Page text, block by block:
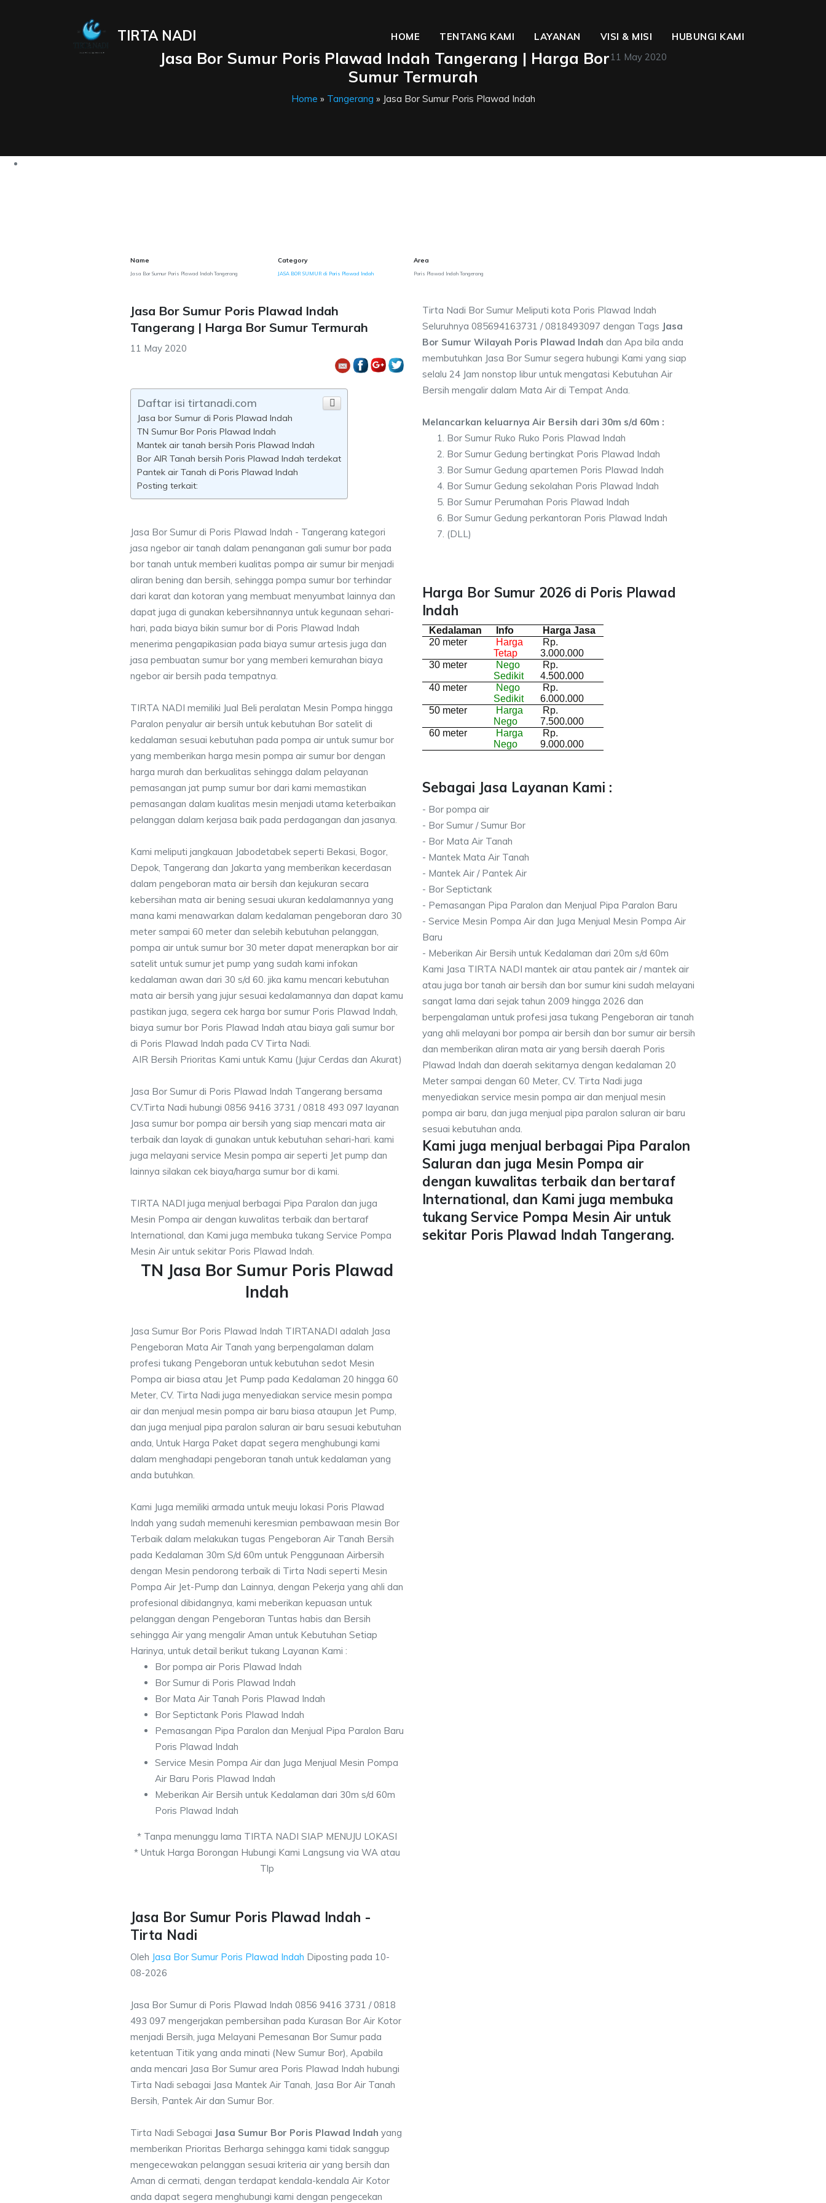
TIRTA NADI HOME TENTANG KAMI LAYANAN VISI & MISI
HUBUNGI KAMI
11 May 2020
Jasa Bor Sumur Poris Plawad Indah Tangerang | Harga Bor
Sumur Termurah
Home » Tangerang » Jasa Bor Sumur Poris Plawad Indah
Name
Jasa Bor Sumur Poris Plawad Indah Tangerang
Category
JASA BOR SUMUR di Poris Plawad Indah
Area
Poris Plawad Indah Tangerang
Jasa Bor Sumur Poris Plawad Indah
Tangerang | Harga Bor Sumur Termurah
11 May 2020
Daftar isi tirtanadi.com
Jasa bor Sumur di Poris Plawad Indah
TN Sumur Bor Poris Plawad Indah
Mantek air tanah bersih Poris Plawad Indah
Bor AIR Tanah bersih Poris Plawad Indah terdekat
Pantek air Tanah di Poris Plawad Indah
Posting terkait:
Jasa Bor Sumur di Poris Plawad Indah - Tangerang kategori
jasa ngebor air tanah dalam penanganan gali sumur bor pada
bor tanah untuk memberi kualitas pompa air sumur bir menjadi
aliran bening dan bersih, sehingga pompa sumur bor terhindar
dari karat dan kotoran yang membuat menyumbat lainnya dan
dapat juga di gunakan kebersihnannya untuk kegunaan sehari-
hari, pada biaya bikin sumur bor di Poris Plawad Indah
menerima pengapikasian pada biaya sumur artesis juga dan
jasa pembuatan sumur bor yang memberi kemurahan biaya
ngebor air bersih pada tempatnya.
TIRTA NADI memiliki Jual Beli peralatan Mesin Pompa hingga
Paralon penyalur air bersih untuk kebutuhan Bor satelit di
kedalaman sesuai kebutuhan pada pompa air untuk sumur bor
yang memberikan harga mesin pompa air sumur bor dengan
harga murah dan berkualitas sehingga dalam pelayanan
pemasangan jat pump sumur bor dari kami memastikan
pemasangan dalam kualitas mesin menjadi utama keterbaikan
pelanggan dalam kerjasa baik pada perdagangan dan jasanya.
Kami meliputi jangkauan Jabodetabek seperti Bekasi, Bogor,
Depok, Tangerang dan Jakarta yang memberikan kecerdasan
dalam pengeboran mata air bersih dan kejukuran secara
kebersihan mata air bening sesuai ukuran kedalamannya yang
mana kami menawarkan dalam kedalaman pengeboran daro 30
meter sampai 60 meter dan selebih kebutuhan pelanggan,
pompa air untuk sumur bor 30 meter dapat menerapkan bor air
satelit untuk sumur jet pump yang sudah kami infokan
kedalaman awan dari 30 s/d 60. jika kamu mencari kebutuhan
mata air bersih yang jujur sesuai kedalamannya dan dapat kamu
pastikan juga, segera cek harga bor sumur Poris Plawad Indah,
biaya sumur bor Poris Plawad Indah atau biaya gali sumur bor
di Poris Plawad Indah pada CV Tirta Nadi.
AIR Bersih Prioritas Kami untuk Kamu (Jujur Cerdas dan Akurat)
Jasa Bor Sumur di Poris Plawad Indah Tangerang bersama
CV.Tirta Nadi hubungi 0856 9416 3731 / 0818 493 097 layanan
Jasa sumur bor pompa air bersih yang siap mencari mata air
terbaik dan layak di gunakan untuk kebutuhan sehari-hari. kami
juga melayani service Mesin pompa air seperti Jet pump dan
lainnya silakan cek biaya/harga sumur bor di kami.
TIRTA NADI juga menjual berbagai Pipa Paralon dan juga
Mesin Pompa air dengan kuwalitas terbaik dan bertaraf
International, dan Kami juga membuka tukang Service Pompa
Mesin Air untuk sekitar Poris Plawad Indah.
TN Jasa Bor Sumur Poris Plawad
Indah
Jasa Sumur Bor Poris Plawad Indah TIRTANADI adalah Jasa
Pengeboran Mata Air Tanah yang berpengalaman dalam
profesi tukang Pengeboran untuk kebutuhan sedot Mesin
Pompa air biasa atau Jet Pump pada Kedalaman 20 hingga 60
Meter, CV. Tirta Nadi juga menyediakan service mesin pompa
air dan menjual mesin pompa air baru biasa ataupun Jet Pump,
dan juga menjual pipa paralon saluran air baru sesuai kebutuhan
anda, Untuk Harga Paket dapat segera menghubungi kami
dalam menghadapi pengeboran tanah untuk kedalaman yang
anda butuhkan.
Kami Juga memiliki armada untuk meuju lokasi Poris Plawad
Indah yang sudah memenuhi keresmian pembawaan mesin Bor
Terbaik dalam melakukan tugas Pengeboran Air Tanah Bersih
pada Kedalaman 30m S/d 60m untuk Penggunaan Airbersih
dengan Mesin pendorong terbaik di Tirta Nadi seperti Mesin
Pompa Air Jet-Pump dan Lainnya, dengan Pekerja yang ahli dan
profesional dibidangnya, kami meberikan kepuasan untuk
pelanggan dengan Pengeboran Tuntas habis dan Bersih
sehingga Air yang mengalir Aman untuk Kebutuhan Setiap
Harinya, untuk detail berikut tukang Layanan Kami :
Bor pompa air Poris Plawad Indah
Bor Sumur di Poris Plawad Indah
Bor Mata Air Tanah Poris Plawad Indah
Bor Septictank Poris Plawad Indah
Pemasangan Pipa Paralon dan Menjual Pipa Paralon Baru
Poris Plawad Indah
Service Mesin Pompa Air dan Juga Menjual Mesin Pompa
Air Baru Poris Plawad Indah
Meberikan Air Bersih untuk Kedalaman dari 30m s/d 60m
Poris Plawad Indah
* Tanpa menunggu lama TIRTA NADI SIAP MENUJU LOKASI
* Untuk Harga Borongan Hubungi Kami Langsung via WA atau
Tlp
Tirta Nadi Bor Sumur Meliputi kota Poris Plawad Indah
Seluruhnya 085694163731 / 0818493097 dengan Tags Jasa
Bor Sumur Wilayah Poris Plawad Indah dan Apa bila anda
membutuhkan Jasa Bor Sumur segera hubungi Kami yang siap
selalu 24 Jam nonstop libur untuk mengatasi Kebutuhan Air
Bersih mengalir dalam Mata Air di Tempat Anda.
Melancarkan keluarnya Air Bersih dari 30m s/d 60m :
Bor Sumur Ruko Ruko Poris Plawad Indah
Bor Sumur Gedung bertingkat Poris Plawad Indah
Bor Sumur Gedung apartemen Poris Plawad Indah
Bor Sumur Gedung sekolahan Poris Plawad Indah
Bor Sumur Perumahan Poris Plawad Indah
Bor Sumur Gedung perkantoran Poris Plawad Indah
(DLL)
Harga Bor Sumur 2026 di Poris Plawad
Indah
Kedalaman Info
Harga Jasa
20 meter
Harga
Tetap
Rp.
3.000.000
30 meter
Nego
Sedikit
Rp.
4.500.000
40 meter
Nego
Sedikit
Rp.
6.000.000
50 meter
Harga
Nego
Rp.
7.500.000
60 meter
Harga
Nego
Rp.
9.000.000
Sebagai Jasa Layanan Kami :
- Bor pompa air
- Bor Sumur / Sumur Bor
- Bor Mata Air Tanah
- Mantek Mata Air Tanah
- Mantek Air / Pantek Air
- Bor Septictank
- Pemasangan Pipa Paralon dan Menjual Pipa Paralon Baru
- Service Mesin Pompa Air dan Juga Menjual Mesin Pompa Air
Baru
- Meberikan Air Bersih untuk Kedalaman dari 20m s/d 60m
Kami Jasa TIRTA NADI mantek air atau pantek air / mantek air
atau juga bor tanah air bersih dan bor sumur kini sudah melayani
sangat lama dari sejak tahun 2009 hingga 2026 dan
berpengalaman untuk profesi jasa tukang Pengeboran air tanah
yang ahli melayani bor pompa air bersih dan bor sumur air bersih
dan memberikan aliran mata air yang bersih daerah Poris
Plawad Indah dan daerah sekitarnya dengan kedalaman 20
Meter sampai dengan 60 Meter, CV. Tirta Nadi juga
menyediakan service mesin pompa air dan menjual mesin
pompa air baru, dan juga menjual pipa paralon saluran air baru
sesuai kebutuhan anda.
Kami juga menjual berbagai Pipa Paralon
Saluran dan juga Mesin Pompa air
dengan kuwalitas terbaik dan bertaraf
International, dan Kami juga membuka
tukang Service Pompa Mesin Air untuk
sekitar Poris Plawad Indah Tangerang.
Jasa Bor Sumur Poris Plawad Indah -
Tirta Nadi
Oleh Jasa Bor Sumur Poris Plawad Indah Diposting pada 10-
08-2026
Jasa Bor Sumur di Poris Plawad Indah 0856 9416 3731 / 0818
493 097 mengerjakan pembersihan pada Kurasan Bor Air Kotor
menjadi Bersih, juga Melayani Pemesanan Bor Sumur pada
ketentuan Titik yang anda minati (New Sumur Bor), Apabila
anda mencari Jasa Bor Sumur area Poris Plawad Indah hubungi
Tirta Nadi sebagai Jasa Mantek Air Tanah, Jasa Bor Air Tanah
Bersih, Pantek Air dan Sumur Bor.
Tirta Nadi Sebagai Jasa Sumur Bor Poris Plawad Indah yang
memberikan Prioritas Berharga sehingga kami tidak sanggup
mengecewakan pelanggan sesuai kriteria air yang bersih dan
Aman di cermati, dengan terdapat kendala-kendala Air Kotor
anda dapat segera menghubungi kami dengan pengecekan